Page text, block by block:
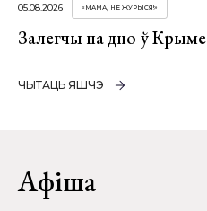
05.08.2026 «МАМА, НЕ ЖУРЫСЯ!»
Залегчы на дно ў Крыме
ЧЫТАЦЬ ЯШЧЭ
Афіша